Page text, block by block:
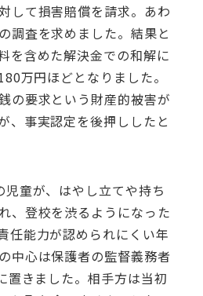
して損害賠償を請求。あわ
調査を求めました。結果と
を含めた解決金での和解に
万円ほどとなりました。
の要求という財産的被害が
、事実認定を後押ししたと
童が、はやし立てや持ち
、登校を渋るようになった
任能力が認められにくい年
中心は保護者の監督義務者
置きました。相手方は当初